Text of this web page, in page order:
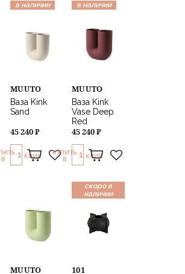
в наличии
MUUTO
Ваза Kink
Sand
45 240 ₽
В
1 КЛИК
в наличии
MUUTO
Ваза Kink
Vase Deep
Red
45 240 ₽
КУПИТЬ
В
1 КЛИК
MUUTO
скоро в
наличии
101